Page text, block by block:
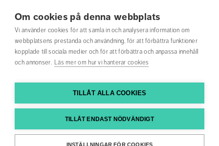
Om cookies på denna webbplats
Vi använder cookies för att samla in och analysera information om
webbplatsens prestanda och användning, för att förbättra funktioner
kopplade till sociala medier och för att förbättra och anpassa innehåll
och annonser. Läs mer om hur vi hanterar cookies
TILLÅT ALLA COOKIES
TILLÅT ENDAST NÖDVÄNDIGT
INSTÄLLNINGAR FÖR COOKIES
Jobba hos oss
Nyhetsbrev
Om webbplatsen
Hitta till oss
Hitta din utbildning